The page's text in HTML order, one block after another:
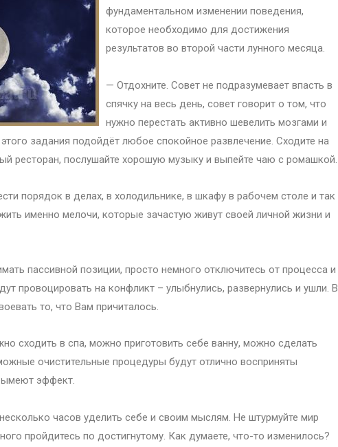
фундаментальном изменении поведения,
которое необходимо для достижения
результатов во второй части лунного месяца.
— Отдохните. Совет не подразумевает впасть в
спячку на весь день, совет говорит о том, что
нужно перестать активно шевелить мозгами и
задания подойдёт любое спокойное развлечение. Сходите на
ресторан, послушайте хорошую музыку и выпейте чаю с ромашкой.
порядок в делах, в холодильнике, в шкафу в рабочем столе и так
именно мелочи, которые зачастую живут своей личной жизни и
пассивной позиции, просто немного отключитесь от процесса и
провоцировать на конфликт – улыбнулись, развернулись и ушли. В
то, что Вам причиталось.
сходить в спа, можно приготовить себе ванну, можно сделать
очистительные процедуры будут отлично восприняты
эффект.
часов уделить себе и своим мыслям. Не штурмуйте мир
пройдитесь по достигнутому. Как думаете, что-то изменилось?